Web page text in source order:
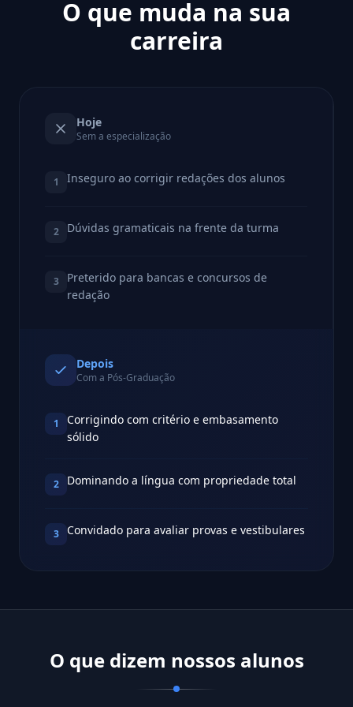
O que muda na sua
carreira
Hoje
Sem a especialização
1 Inseguro ao corrigir redações dos alunos
2 Dúvidas gramaticais na frente da turma
3
Preterido para bancas e concursos de
redação
Depois
Com a Pós-Graduação
1
Corrigindo com critério e embasamento
sólido
2 Dominando a língua com propriedade total
3 Convidado para avaliar provas e vestibulares
O que dizem nossos alunos